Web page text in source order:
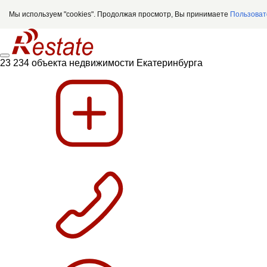
Мы используем "cookies". Продолжая просмотр, Вы принимаете
23 234 объекта недвижимости Екатеринбурга